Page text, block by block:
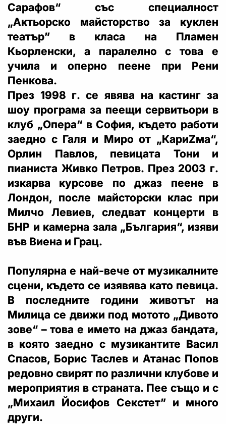
Сарафов“ със специалност
„Актьорско майсторство за куклен
театър” в класа на Пламен
Кьорленски, а паралелно с това е
учила и оперно пеене при Рени
Пенкова.
През 1998 г. се явява на кастинг за
шоу програма за пеещи сервитьори в
клуб „Опера“ в София, където работи
заедно с Галя и Миро от „КариZма“,
Орлин Павлов, певицата Тони и
пианиста Живко Петров. През 2003 г.
изкарва курсове по джаз пеене в
Лондон, после майсторски клас при
Милчо Левиев, следват концерти в
БНР и камерна зала „България“, изяви
във Виена и Грац.
Популярна е най-вече от музикалните
сцени, където се изявява като певица.
В последните години животът на
Милица се движи под мотото „Дивото
зове“ – това е името на джаз бандата,
в която заедно с музикантите Васил
Спасов, Борис Таслев и Атанас Попов
редовно свирят по различни клубове и
мероприятия в страната. Пее също и с
„Михаил Йосифов Секстет” и много
други.